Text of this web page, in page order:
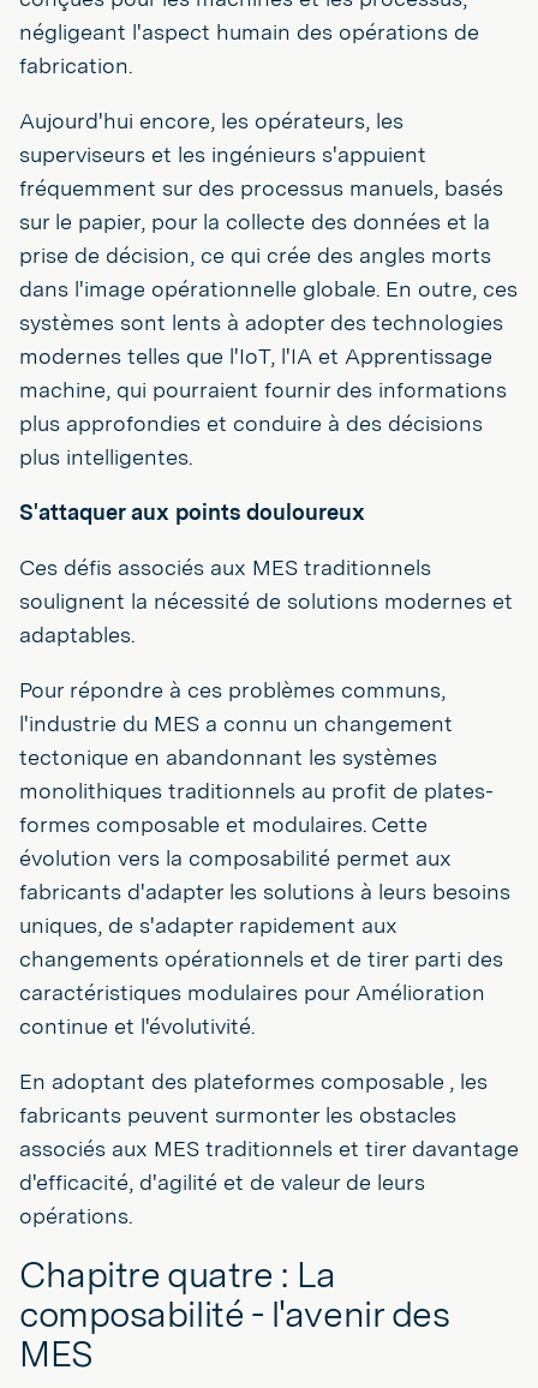
négligeant l'aspect humain des opérations de
fabrication.
Aujourd'hui encore, les opérateurs, les
superviseurs et les ingénieurs s'appuient
fréquemment sur des processus manuels, basés
sur le papier, pour la collecte des données et la
prise de décision, ce qui crée des angles morts
dans l'image opérationnelle globale. En outre, ces
systèmes sont lents à adopter des technologies
modernes telles que l'IoT, l'IA et Apprentissage
machine, qui pourraient fournir des informations
plus approfondies et conduire à des décisions
plus intelligentes.
S'attaquer aux points douloureux
Ces défis associés aux MES traditionnels
soulignent la nécessité de solutions modernes et
adaptables.
Pour répondre à ces problèmes communs,
l'industrie du MES a connu un changement
tectonique en abandonnant les systèmes
monolithiques traditionnels au profit de plates-
formes composable et modulaires. Cette
évolution vers la composabilité permet aux
fabricants d'adapter les solutions à leurs besoins
uniques, de s'adapter rapidement aux
changements opérationnels et de tirer parti des
caractéristiques modulaires pour Amélioration
continue et l'évolutivité.
En adoptant des plateformes composable , les
fabricants peuvent surmonter les obstacles
associés aux MES traditionnels et tirer davantage
d'efficacité, d'agilité et de valeur de leurs
opérations.
Chapitre quatre : La
composabilité - l'avenir des
MES